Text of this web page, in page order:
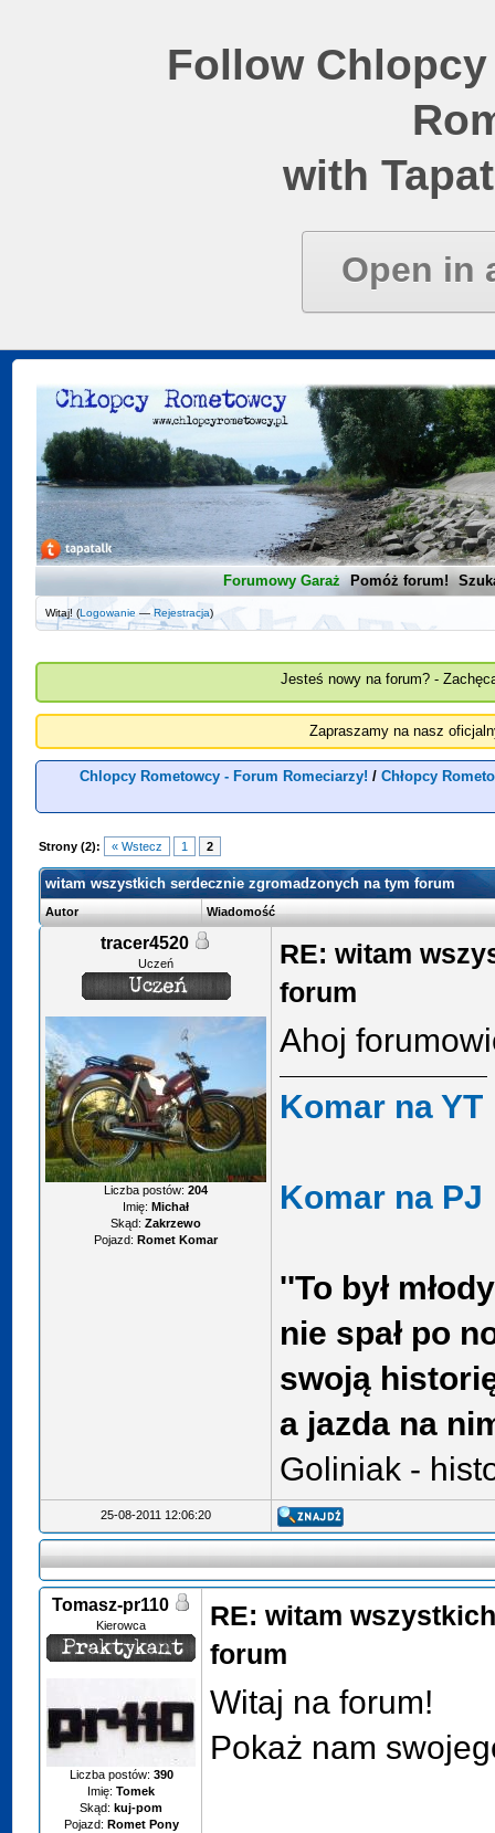
Follow
with
Open in
Forumowy Garaż Pomóż forum!
Witaj! (Logowanie —Rejestracja)
Jesteś nowy na forum? -
Zapraszamy na nasz
Chlopcy Rometowcy - Forum Romeciarzy! / Chłopcy
Strony (2): « Wstecz 1 2
witam wszystkich serdecznie zgromadzonych na tym forum
Autor Wiadomość
tracer4520
Uczeń
Liczba postów:204
Imię: Michał
Skąd: Zakrzewo
Pojazd: Romet Komar
RE: witam
forum
Ahoj
Komar na YT
Komar na PJ
''To był
nie spał po
swoją
a jazda na
Goliniak -
25-08-2011 12:06:20
Tomasz-pr110
Kierowca
Liczba postów: 390
Imię: Tomek
Skąd: kuj-pom
Pojazd: Romet Pony
RE: witam
forum
Witaj na forum!
Pokaż nam